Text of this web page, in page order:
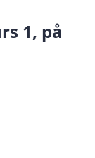
1, på